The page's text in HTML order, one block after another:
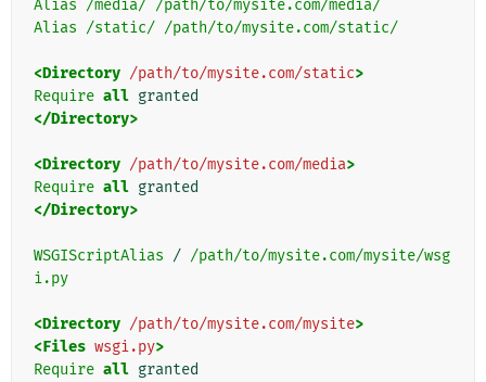
Alias /media/ /path/to/mysite.com/media/
Alias /static/ /path/to/mysite.com/static/
<Directory /path/to/mysite.com/static>
Require all
</Directory>
<Directory /path/to/mysite.com/media>
Require all
</Directory>
WSGIScriptAlias / /path/to/mysite.com/mysite/wsg
i.py
<Directory /path/to/mysite.com/mysite>
<Files wsgi.py>
Require all